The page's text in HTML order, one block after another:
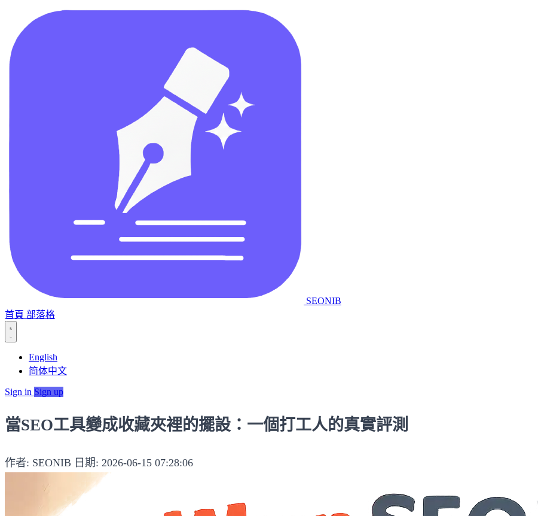
SEONIB
首頁 部落格
English
简体中文
Sign in Sign up
當SEO工具變成收藏夾裡的擺設：一個打工人的真實評測
作者: SEONIB 日期: 2026-06-15 07:28:06